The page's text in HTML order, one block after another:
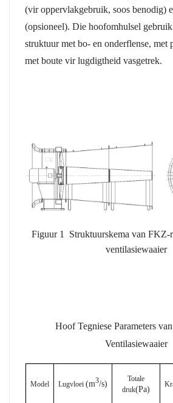
(vir oppervlakgebruik, soos benodig)
(opsioneel). Die hoofomhulsel gebruik
struktuur met bo- en onderflense, met
met boute vir lugdigtheid vasgetrek.
Figuur 1 Struktuurskema van FKZ-
ventilasiewaaier
Hoof Tegniese Parameters
Ventilasiewaaier
Model Lugvloei (m3/s)
Totale
druk(Pa)